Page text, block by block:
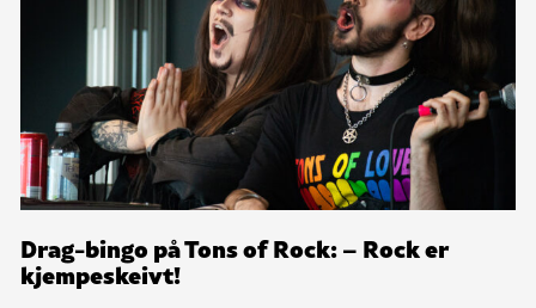
Drag-bingo på Tons of Rock: – Rock er
kjempeskeivt!